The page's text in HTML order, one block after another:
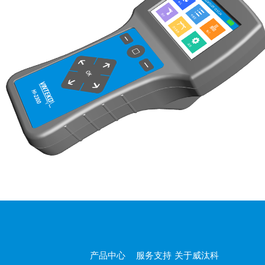
产品中心 服务支持 关于威汰科